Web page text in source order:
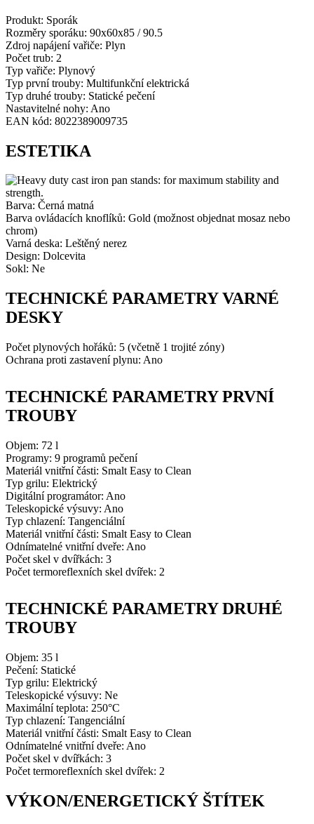
Produkt: Sporák
Rozměry sporáku: 90x60x85 / 90.5
Zdroj napájení vařiče: Plyn
Počet trub: 2
Typ vařiče: Plynový
Typ první trouby: Multifunkční elektrická
Typ druhé trouby: Statické pečení
Nastavitelné nohy: Ano
EAN kód: 8022389009735
ESTETIKA
Barva: Černá matná
Barva ovládacích knoflíků: Gold (možnost objednat mosaz nebo
chrom)
Varná deska: Leštěný nerez
Design: Dolcevita
Sokl: Ne
TECHNICKÉ PARAMETRY VARNÉ
DESKY
Počet plynových hořáků: 5 (včetně 1 trojité zóny)
Ochrana proti zastavení plynu: Ano
TECHNICKÉ PARAMETRY PRVNÍ
TROUBY
Objem: 72 l
Programy: 9 programů pečení
Materiál vnitřní části: Smalt Easy to Clean
Typ grilu: Elektrický
Digitální programátor: Ano
Teleskopické výsuvy: Ano
Typ chlazení: Tangenciální
Materiál vnitřní části: Smalt Easy to Clean
Odnímatelné vnitřní dveře: Ano
Počet skel v dvířkách: 3
Počet termoreflexních skel dvířek: 2
TECHNICKÉ PARAMETRY DRUHÉ
TROUBY
Objem: 35 l
Pečení: Statické
Typ grilu: Elektrický
Teleskopické výsuvy: Ne
Maximální teplota: 250°C
Typ chlazení: Tangenciální
Materiál vnitřní části: Smalt Easy to Clean
Odnímatelné vnitřní dveře: Ano
Počet skel v dvířkách: 3
Počet termoreflexních skel dvířek: 2
VÝKON/ENERGETICKÝ ŠTÍTEK